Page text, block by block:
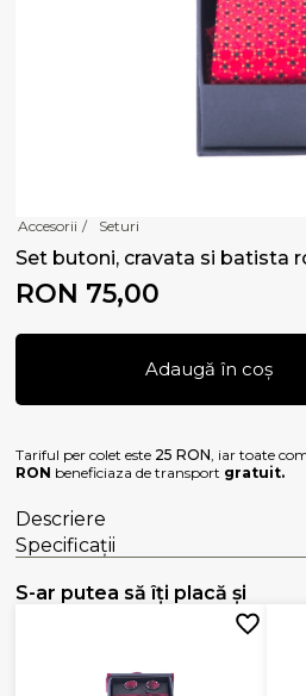
Accesorii / Seturi
Set butoni, cravata si batista
RON 75,00
Adaugă în coș
Tariful per colet este 25 RON , iar toate
RON beneficiaza de transport gratuit.
Descriere
Specificații
S-ar putea să îți placă și